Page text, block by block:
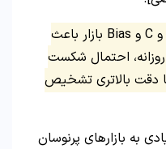
درک Opening Range، سطوح A و C و Bias بازار باعث
احتمال شکست
دقت بالاتری تشخیص
به بازارهای پرنوسان